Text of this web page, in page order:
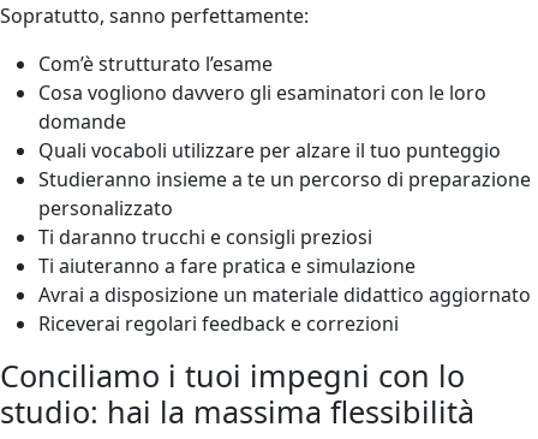
Sopratutto, sanno perfettamente:
Com’è strutturato l’esame
Cosa vogliono davvero gli esaminatori con le loro
domande
Quali vocaboli utilizzare per alzare il tuo punteggio
Studieranno insieme a te un percorso di preparazione
personalizzato
Ti daranno trucchi e consigli preziosi
Ti aiuteranno a fare pratica e simulazione
Avrai a disposizione un materiale didattico aggiornato
Riceverai regolari feedback e correzioni
Conciliamo i tuoi impegni con lo
studio: hai la massima flessibilità